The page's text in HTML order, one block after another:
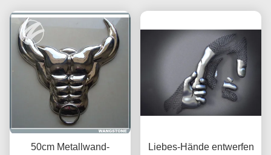
50cm Metallwand-
Liebes-Hände entwerfen